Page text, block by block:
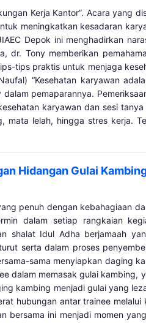
Kerja Kantor”. Acara yang
meningkatkan kesadaran
Depok ini menghadirkan
dr. Tony memberikan
tips praktis untuk menjaga
“Kesehatan karyawan
pemaparannya.
karyawan dan sesi
mata lelah, hingga stres kerja.
Hidangan Gulai
penuh dengan kebahagiaan
dalam setiap rangkaian
shalat Idul Adha berjamaah
serta dalam proses
sama menyiapkan daging
dalam memasak gulai kambing,
kambing menjadi gulai yang
hubungan antar trainee melalui
bersama ini menjadi momen